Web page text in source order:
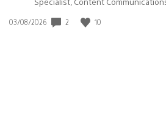
Date
03/08/2026 2 10